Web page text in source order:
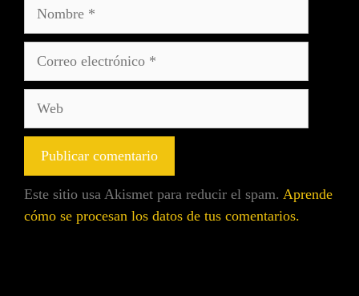
Este sitio usa Akismet para reducir el spam. Aprende
cómo se procesan los datos de tus comentarios.